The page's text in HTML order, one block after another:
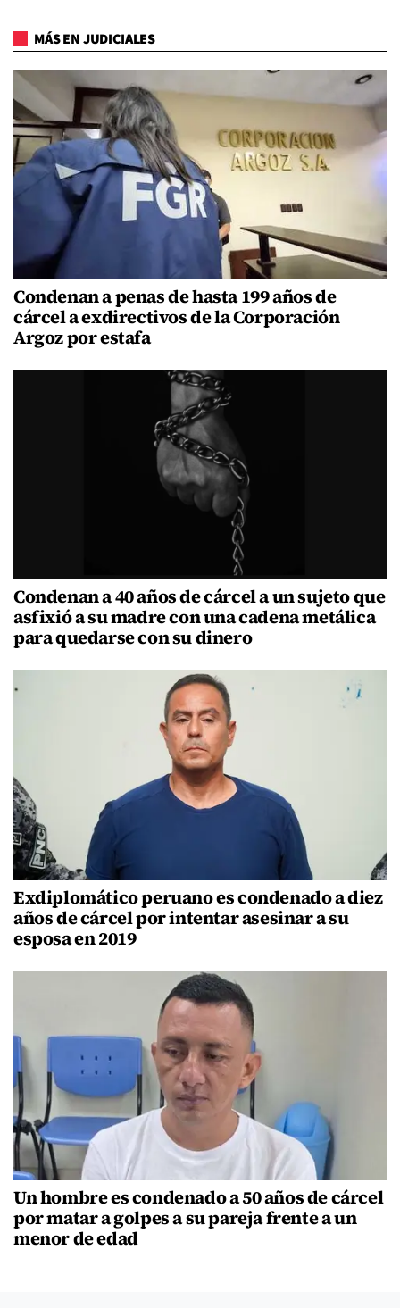
MÁS EN JUDICIALES
Condenan a penas de hasta 199 años de
cárcel a exdirectivos de la Corporación
Argoz por estafa
Condenan a 40 años de cárcel a un sujeto que
asfixió a su madre con una cadena metálica
para quedarse con su dinero
Exdiplomático peruano es condenado a diez
años de cárcel por intentar asesinar a su
esposa en 2019
Un hombre es condenado a 50 años de cárcel
por matar a golpes a su pareja frente a un
menor de edad